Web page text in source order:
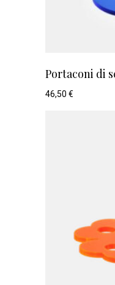
Portaconi di
46,50 €